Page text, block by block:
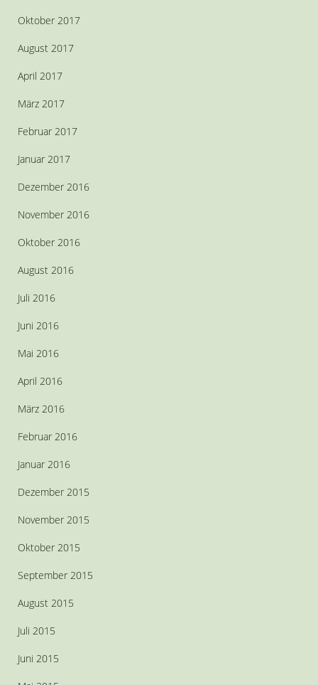
Oktober 2017
August 2017
April 2017
März 2017
Februar 2017
Januar 2017
Dezember 2016
November 2016
Oktober 2016
August 2016
Juli 2016
Juni 2016
Mai 2016
April 2016
März 2016
Februar 2016
Januar 2016
Dezember 2015
November 2015
Oktober 2015
September 2015
August 2015
Juli 2015
Juni 2015